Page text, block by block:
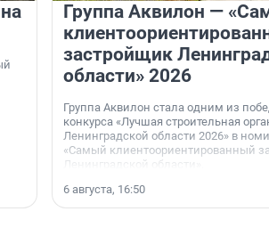
Группа Аквилон —
застройщик
области» 2026
Группа Аквилон стала одним из
конкурса «Лучшая строительная
Ленинградской области 2026» в
«Самый клиентоориентированный
Ленинградской области».
6 августа, 16:50